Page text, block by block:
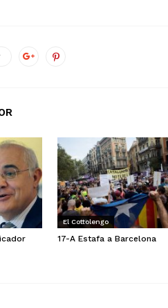
El Cottolengo
17-A Estafa a Barcelona